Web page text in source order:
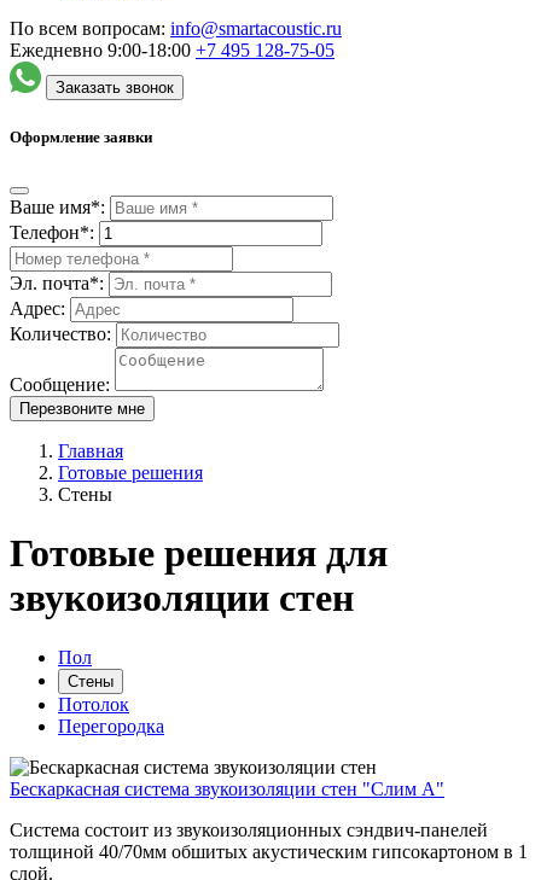
По всем вопросам: info@smartacoustic.ru
Ежедневно 9:00-18:00 +7 495 128-75-05
Заказать звонок
Оформление заявки
Ваше имя*:
Телефон*:
Эл. почта*:
Адрес:
Количество:
Сообщение:
Перезвоните мне
Главная
Готовые решения
Стены
Готовые решения для
звукоизоляции стен
Пол
Стены
Потолок
Перегородка
Бескаркасная система звукоизоляции стен "Слим А"
Система состоит из звукоизоляционных сэндвич-панелей
толщиной 40/70мм обшитых акустическим гипсокартоном в 1
слой.